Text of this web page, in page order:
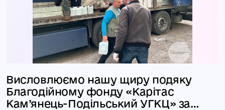
Висловлюємо нашу щиру подяку
Благодійному фонду «Карітас
Кам’янець-Подільський УГКЦ» за